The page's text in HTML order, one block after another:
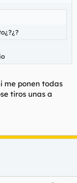
me ponen todas
tiros unas a